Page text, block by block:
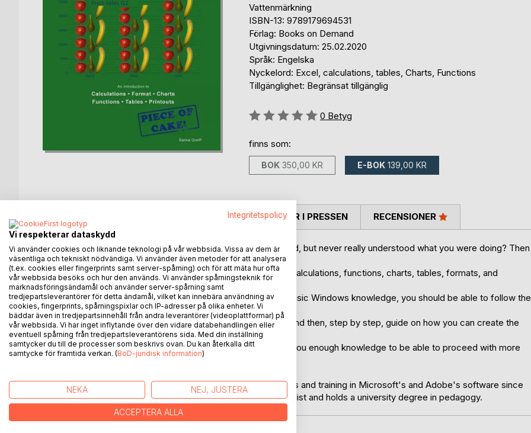
Vattenmärkning
ISBN-13: 9789179694531
Förlag: Books on Demand
Utgivningsdatum: 25.02.2020
Språk: Engelska
Nyckelord: Excel, calculations, tables, Charts, Functions
Tillgänglighet: Begränsat tillgänglig
Betyg::
0 Betyg
finns som:
BOK 350,00 KR E-BOK 139,00 KR
Have you never worked in Excel before? Or have you tried, but never really understood what you were doing? Then
this is a book for you.
This book gives you a quick introduction to working with calculations, functions, charts, tables, formats, and
printouts in Excel.
The book is simple and concise. If you only have some basic Windows knowledge, you should be able to follow the
examples without problems.
The sections begin with an image of a finished example and then, step by step, guide on how you can create the
same
- piece of cake. The examples are quite simple but give you enough knowledge to be able to proceed with more
extensive work if needed.
Sanna Greiff lives in Sweden and has worked with lectures and training in Microsoft's and Adobe's software since
the early 1990s. She's a certified Microsoft Office Specialist and holds a university degree in pedagogy.
KOMMENTARER I PRESSEN RECENSIONER
Integritetspolicy
Vi respekterar dataskydd
Vi använder cookies och liknande teknologi på vår webbsida. Vissa av dem är
väsentliga och tekniskt nödvändiga. Vi använder även metoder för att analysera
(t.ex. cookies eller fingerprints samt server-spårning) och för att mäta hur ofta
vår webbsida besöks och hur den används. Vi använder spårningsteknik för
marknadsföringsändamål och använder server-spårning samt
tredjepartsleverantörer för detta ändamål, vilket kan innebära användning av
cookies, fingerprints, spårningspixlar och IP-adresser på olika enheter. Vi
bäddar även in tredjepartsinnehåll från andra leverantörer (videoplattformar) på
vår webbsida. Vi har inget inflytande över den vidare databehandlingen eller
eventuell spårning från tredjepartsleverantörens sida. Med din inställning
samtycker du till de processer som beskrivs ovan. Du kan återkalla ditt
samtycke för framtida verkan. (BoD-juridisk information)
NEKA NEJ, JUSTERA
ACCEPTERA ALLA